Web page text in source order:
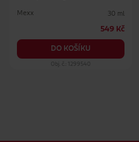
Mexx 30 ml
549 Kč
DO KOŠÍKU
Obj. č.: 1299540